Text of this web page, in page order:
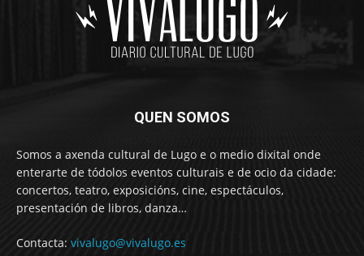
QUEN SOMOS
Somos a axenda cultural de Lugo e o medio dixital onde
enterarte de tódolos eventos culturais e de ocio da cidade:
concertos, teatro, exposicións, cine, espectáculos,
presentación de libros, danza…
Contacta: vivalugo@vivalugo.es